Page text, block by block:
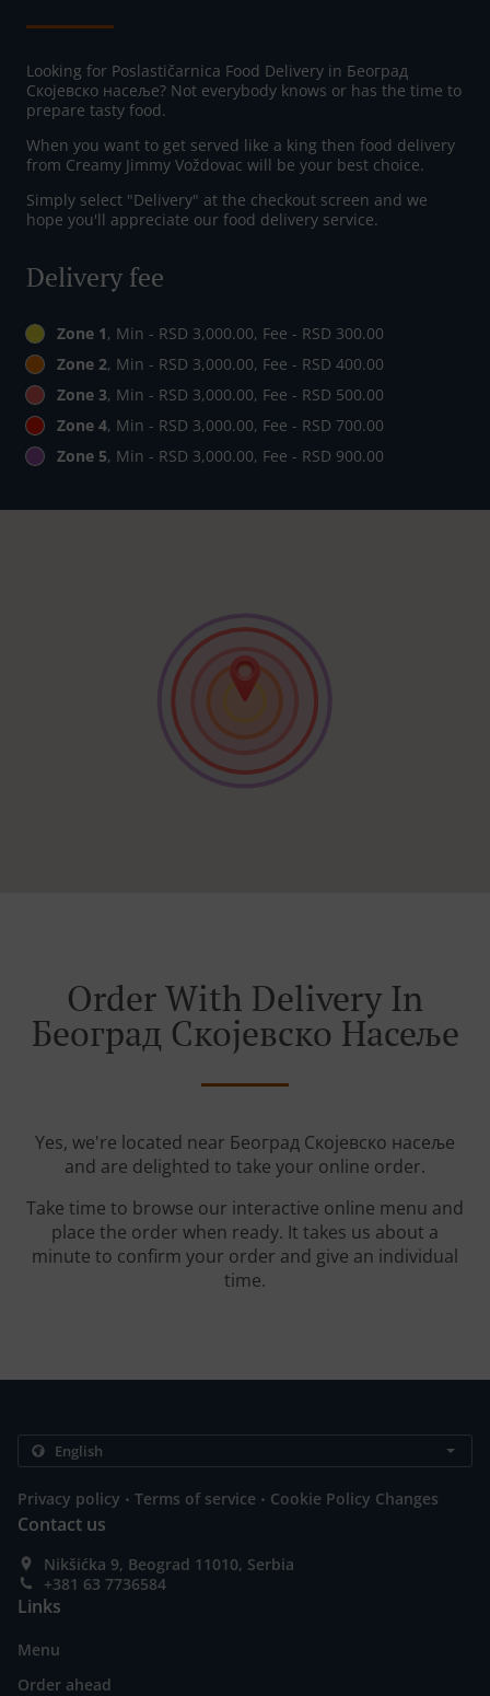
Looking for Poslastičarnica Food Delivery in Београд
Скојевско насеље? Not everybody knows or has the time to
prepare tasty food.
When you want to get served like a king then food delivery
from Creamy Jimmy Voždovac will be your best choice.
Simply select "Delivery" at the checkout screen and we
hope you'll appreciate our food delivery service.
Delivery fee
Zone 1, Min - RSD 3,000.00, Fee - RSD 300.00
Zone 2, Min - RSD 3,000.00, Fee - RSD 400.00
Zone 3, Min - RSD 3,000.00, Fee - RSD 500.00
Zone 4, Min - RSD 3,000.00, Fee - RSD 700.00
Zone 5, Min - RSD 3,000.00, Fee - RSD 900.00
Order With Delivery In
Београд Скојевско Насеље
Yes, we're located near Београд Скојевско насеље
and are delighted to take your online order.
Take time to browse our interactive online menu and
place the order when ready. It takes us about a
minute to confirm your order and give an individual
time.
Privacy policy . Terms of service . Cookie Policy Changes
Contact us
Nikšićka 9, Beograd 11010, Serbia
+381 63 7736584
Links
Menu
Order ahead